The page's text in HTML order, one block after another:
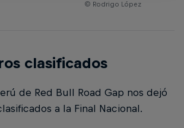
© Rodrigo López
clasificados
de Red Bull Road Gap nos dejó
a la Final Nacional.